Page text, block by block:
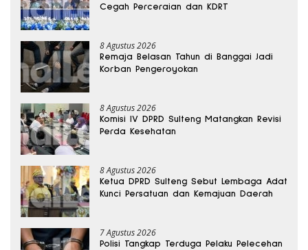
Cegah Perceraian dan KDRT
8 Agustus 2026
Remaja Belasan Tahun di Banggai Jadi
Korban Pengeroyokan
8 Agustus 2026
Komisi IV DPRD Sulteng Matangkan Revisi
Perda Kesehatan
8 Agustus 2026
Ketua DPRD Sulteng Sebut Lembaga Adat
Kunci Persatuan dan Kemajuan Daerah
7 Agustus 2026
Polisi Tangkap Terduga Pelaku Pelecehan